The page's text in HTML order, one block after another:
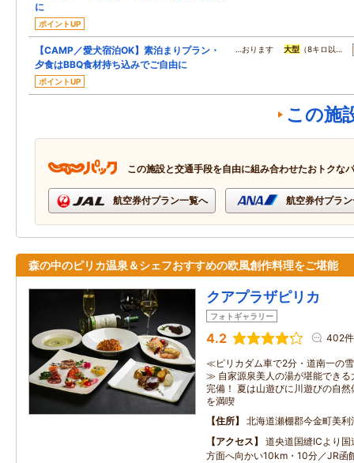
に
ポイントUP
【CAMP／愛犬宿泊OK】素泊まりプラン・
夕食はBBQ食材持ち込みでご自由に
ポイントUP
…おります大型 （8キロ以…
この施
この施設と交通手段を自由に組み合わせたおトクな
航空券付プラン一覧へ 航空券付プラ
森の中のピリカ温泉＆シェフおすすめの欧風創作料理をご堪能
クアプラザピリカ
フォトギャラリー
4.2 402件
≪ピリカダム車で2分・道南一の
≫ 自家源泉美人の湯が堪能できる
完備！ 夏は山遊びに川遊びの自
を満喫
住所
北海道瀬棚郡今金町美利
アクセス
道央道国縫ICより
方面へ向かい10km・10分／JR函